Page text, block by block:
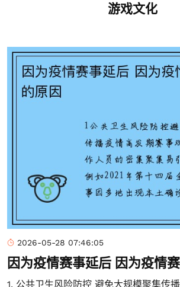
游戏文化
2026-05-28 07:46:05
因为疫情赛事延后 因为疫情
1. 公共卫生风险防控 避免大规模聚集传